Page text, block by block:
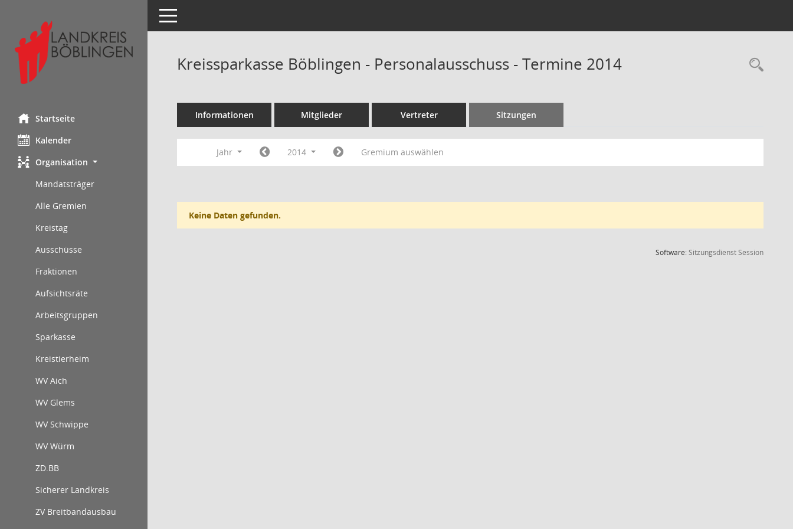
Startseite
Kalender
Organisation
Mandatsträger
Alle Gremien
Kreistag
Ausschüsse
Fraktionen
Aufsichtsräte
Arbeitsgruppen
Sparkasse
Kreistierheim
WV Aich
WV Glems
WV Schwippe
WV Würm
ZD.BB
Sicherer Landkreis
ZV Breitbandausbau
Toggle navigation
Kreissparkasse Böblingen - Personalausschuss - Termine 2014
Informationen Mitglieder Vertreter Sitzungen
Jahr 2014 Gremium auswählen
Keine Daten gefunden.
Software:SitzungsdienstSession(Wird in